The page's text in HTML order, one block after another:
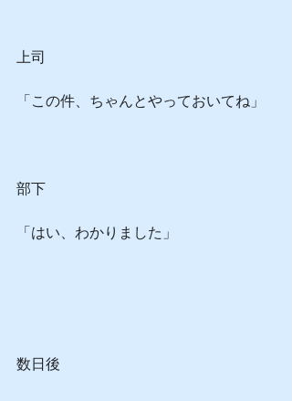
上司
「この件、ちゃんとやっておいてね」
部下
「はい、わかりました」
数日後